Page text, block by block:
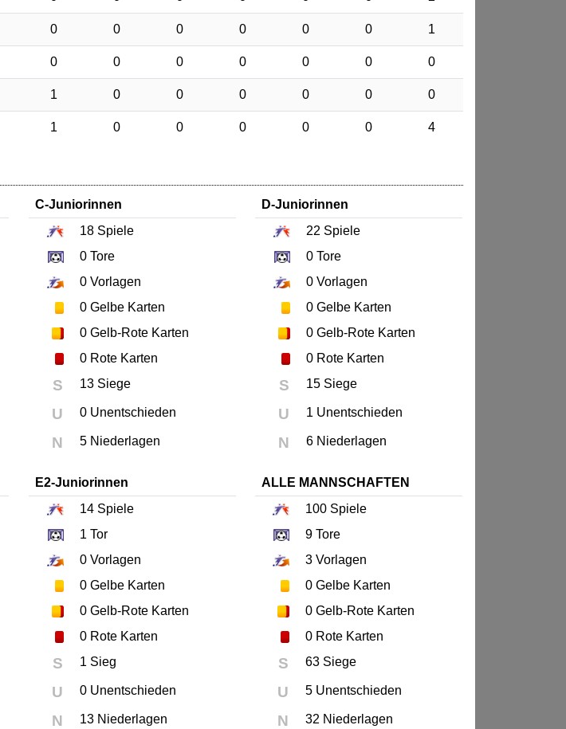
0 0 0 0 0 0 1
0 0 0 0 0 0 0
1 0 0 0 0 0 0
1 0 0 0 0 0 4
C-Juniorinnen
18Spiele
0Tore
0Vorlagen
0Gelbe Karten
0Gelb-Rote Karten
0Rote Karten
S 13 Siege
U 0 Unentschieden
N 5 Niederlagen
D-Juniorinnen
22 Spiele
0 Tore
0 Vorlagen
0 Gelbe Karten
0 Gelb-Rote Karten
0 Rote Karten
S 15 Siege
U 1 Unentschieden
N 6 Niederlagen
E2-Juniorinnen
14Spiele
1 Tor
0Vorlagen
0Gelbe Karten
0Gelb-Rote Karten
0Rote Karten
S 1 Sieg
U 0 Unentschieden
N 13 Niederlagen
ALLE MANNSCHAFTEN
100 Spiele
9 Tore
3 Vorlagen
0 Gelbe Karten
0 Gelb-Rote Karten
0 Rote Karten
S 63 Siege
U 5 Unentschieden
N 32 Niederlagen